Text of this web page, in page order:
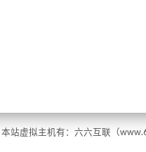
本站虚拟主机有：六六互联（